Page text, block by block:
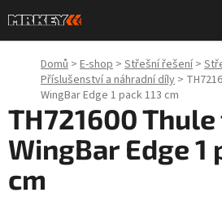
na
obsah
Domů > E-shop > Střešní řešení >
Příslušenství a náhradní díly >
WingBar Edge 1 pack 113 cm
TH721600
WingBar Edge 1
cm